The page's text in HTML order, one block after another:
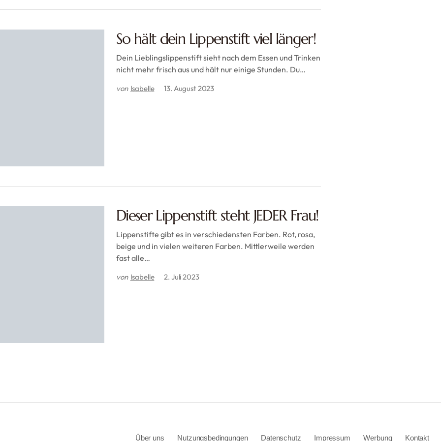
So hält dein Lippenstift viel länger!
Dein Lieblingslippenstift sieht nach dem Essen und Trinken
nicht mehr frisch aus und hält nur einige Stunden. Du…
von Isabelle 13. August 2023
Dieser Lippenstift steht JEDER Frau!
Lippenstifte gibt es in verschiedensten Farben. Rot, rosa,
beige und in vielen weiteren Farben. Mittlerweile werden
fast alle…
von Isabelle 2. Juli 2023
Über uns Nutzungsbedingungen Datenschutz Impressum Werbung Kontakt